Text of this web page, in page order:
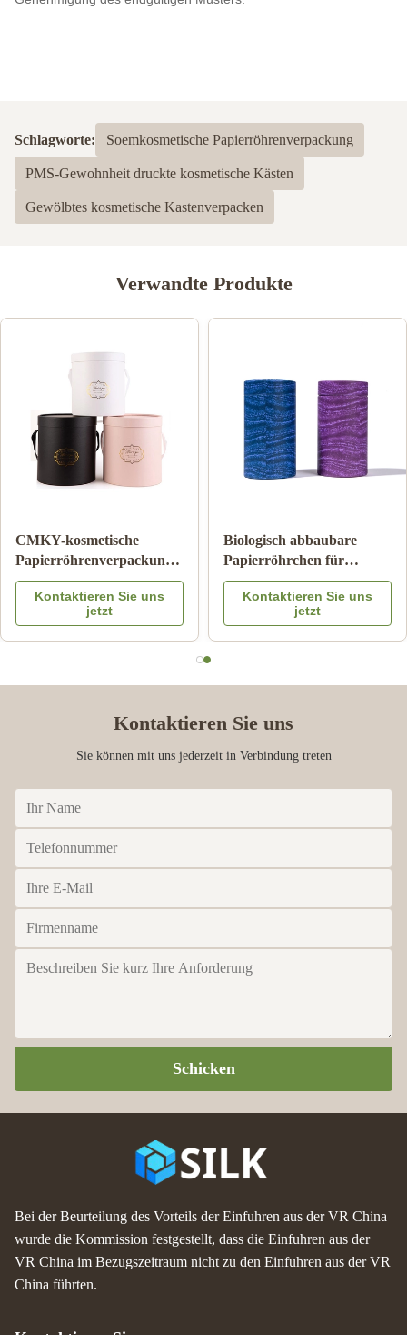
Schlagworte: Soemkosmetische Papierröhrenverpackung
PMS-Gewohnheit druckte kosmetische Kästen
Gewölbtes kosmetische Kastenverpacken
Verwandte Produkte
Zylinder-Wellpappe-Rohr
Pantone, das
kindersicheren Matte
Lamination druckt
Kontaktieren Sie uns
jetzt
Papppapier-Rohr-
Verpacken der
Lebensmittel mit Farbe
Logo Embossed des
Metalldeckel-CMYK
Kontaktieren Sie uns
jetzt
Kontaktieren Sie uns
Sie können mit uns jederzeit in Verbindung treten
Schicken
Bei der Beurteilung des Vorteils der Einfuhren aus der VR China
wurde die Kommission festgestellt, dass die Einfuhren aus der
VR China im Bezugszeitraum nicht zu den Einfuhren aus der VR
China führten.